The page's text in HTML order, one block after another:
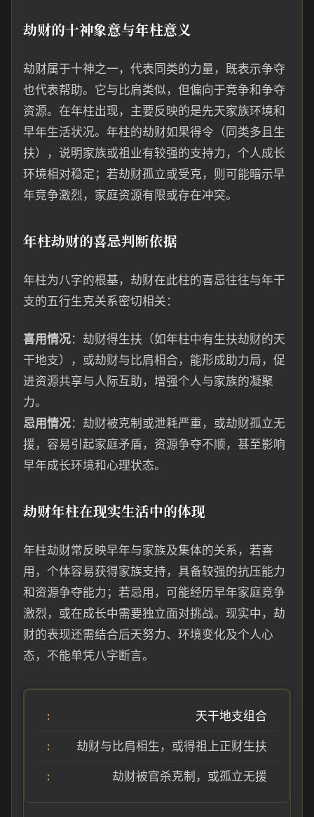
劫财的十神象意与年柱意义
劫财属于十神之一，代表同类的力量，既表示争夺
也代表帮助。它与比肩类似，但偏向于竞争和争夺
资源。在年柱出现，主要反映的是先天家族环境和
早年生活状况。年柱的劫财如果得令（同类多且生
扶），说明家族或祖业有较强的支持力，个人成长
环境相对稳定；若劫财孤立或受克，则可能暗示早
年竞争激烈，家庭资源有限或存在冲突。
年柱劫财的喜忌判断依据
年柱为八字的根基，劫财在此柱的喜忌往往与年干
支的五行生克关系密切相关：
喜用情况：劫财得生扶（如年柱中有生扶劫财的天
干地支），或劫财与比肩相合，能形成助力局，促
进资源共享与人际互助，增强个人与家族的凝聚
力。
忌用情况：劫财被克制或泄耗严重，或劫财孤立无
援，容易引起家庭矛盾，资源争夺不顺，甚至影响
早年成长环境和心理状态。
劫财年柱在现实生活中的体现
年柱劫财常反映早年与家族及集体的关系，若喜
用，个体容易获得家族支持，具备较强的抗压能力
和资源争夺能力；若忌用，可能经历早年家庭竞争
激烈，或在成长中需要独立面对挑战。现实中，劫
财的表现还需结合后天努力、环境变化及个人心
态，不能单凭八字断言。
天干地支组合
劫财与比肩相生，或得祖上正财生扶
劫财被官杀克制，或孤立无援